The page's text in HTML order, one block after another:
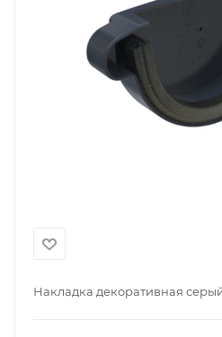
Накладка декоративная